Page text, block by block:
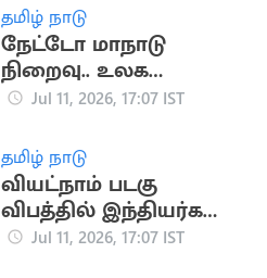
தமிழ் நாடு
நேட்டோ மாநாடு
நிறைவு.. உலக
நாடுகளை
அதிபரின் விசித்திர
பரிசு
Jul 11, 2026, 17:07 IST
தமிழ் நாடு
வியட்நாம் படகு
விபத்தில் இந்தியர்கள்
உயிரிழப்பு.. CPI
Jul 11, 2026, 17:07 IST